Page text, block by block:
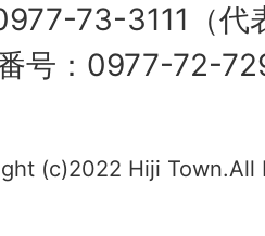
73-3111（代
号：0977-72-
(c)2022 Hiji Town.All